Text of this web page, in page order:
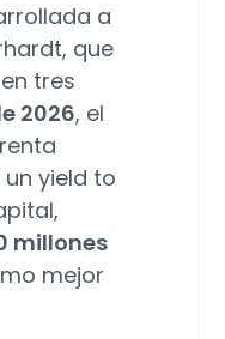
a
que
tres
2026, el
yield to
millones
mejor